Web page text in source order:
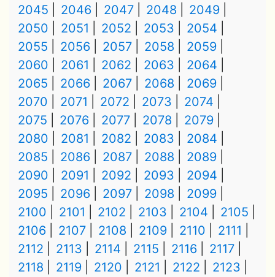
2045
2046 2047 2048
2049
2050
2051 2052 2053
2054
2055
2056 2057 2058
2059
2060
2061 2062 2063
2064
2065
2066 2067 2068
2069
2070
2071 2072 2073
2074
2075
2076 2077 2078
2079
2080
2081 2082 2083
2084
2085
2086 2087 2088
2089
2090
2091 2092 2093
2094
2095
2096 2097 2098
2099
2100
2101 2102 2103 2104
2105
2106
2107 2108 2109 2110
2111
2112
2113 2114 2115 2116
2117
2118
2119 2120 2121 2122 2123